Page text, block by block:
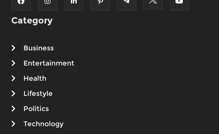
Category
Business
Entertainment
Health
Lifestyle
Politics
Technology